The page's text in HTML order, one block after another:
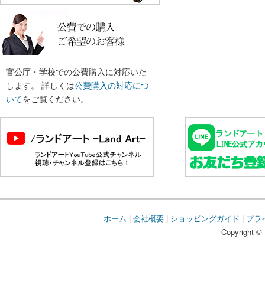
官公庁・学校での公費購入に対応いた
します。 詳しくは公費購入の対応につ
いてをご覧ください。
ホーム | 会社概要| ショッピングガイド | プラ
Copyright ©